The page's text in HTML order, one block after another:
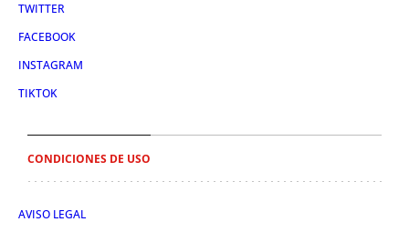
TWITTER
FACEBOOK
INSTAGRAM
TIKTOK
CONDICIONES DE USO
AVISO LEGAL